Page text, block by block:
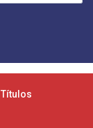
Títulos